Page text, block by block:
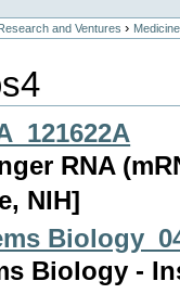
and Ventures ›
RNA
NIH]
Biology -